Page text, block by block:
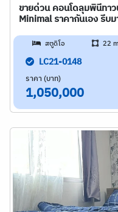
ขายด่วน คอนโดลุมพินีทา
Minimal ราคากันเอง รีบ
สตูดิโอ 22 m
LC21-0148
ราคา (บาท)
1,050,000